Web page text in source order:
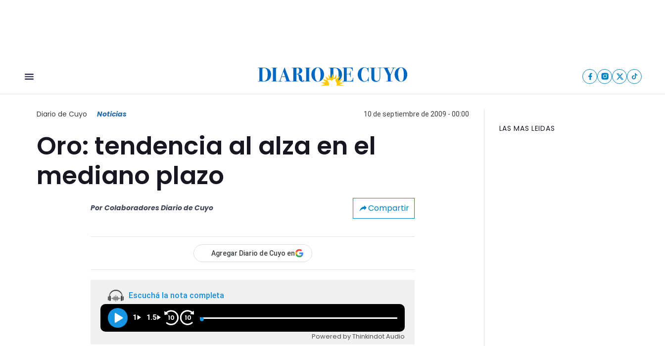
Diario de Cuyo Noticias 10 de septiembre de 2009 - 00:00
Oro: tendencia al alza en el
mediano plazo
Por Colaboradores Diario de Cuyo Compartir
Agregar Diario de Cuyo en
Escuchá la nota completa
1 1.5 10 10
Powered by Thinkindot Audio
LAS MAS LEIDAS